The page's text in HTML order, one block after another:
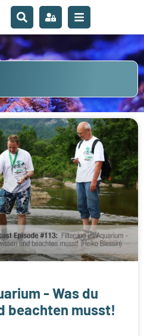
- Was du
beachten musst!